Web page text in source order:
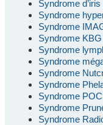
Syndrome
Syndrome
Syndrome
Syndrome KBG
Syndrome
Syndrome
Syndrome
Syndrome
Syndrome
Syndrome
Syndrome